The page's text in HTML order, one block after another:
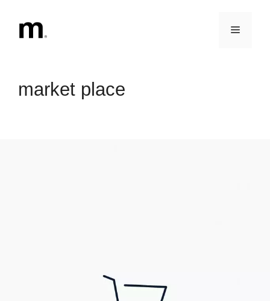
contenuto
Menu
market place